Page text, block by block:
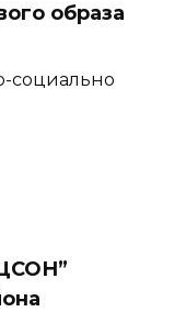
образа
социально